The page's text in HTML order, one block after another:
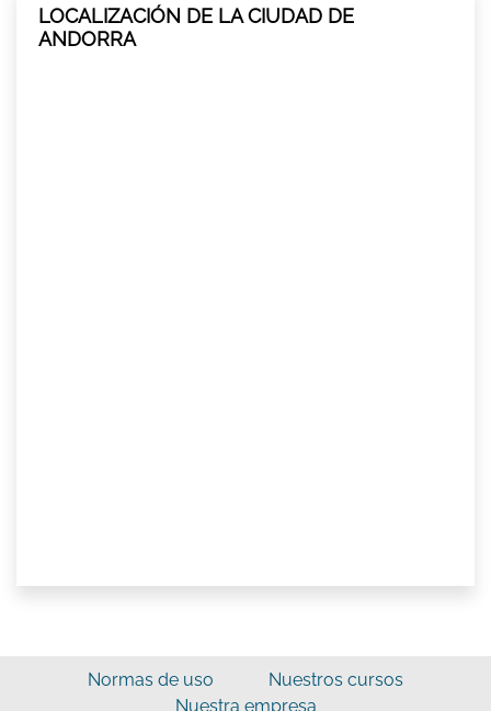
LOCALIZACIÓN DE LA CIUDAD DE
ANDORRA
Normas de uso
Nuestros cursos
Nuestra empresa